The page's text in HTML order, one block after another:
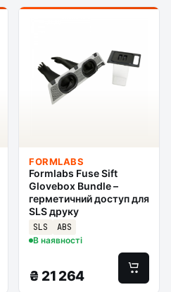
FORMLABS
Formlabs Fuse Sift
Glovebox Bundle –
герметичний доступ для
SLS друку
SLS ABS
В наявності
₴ 21 264